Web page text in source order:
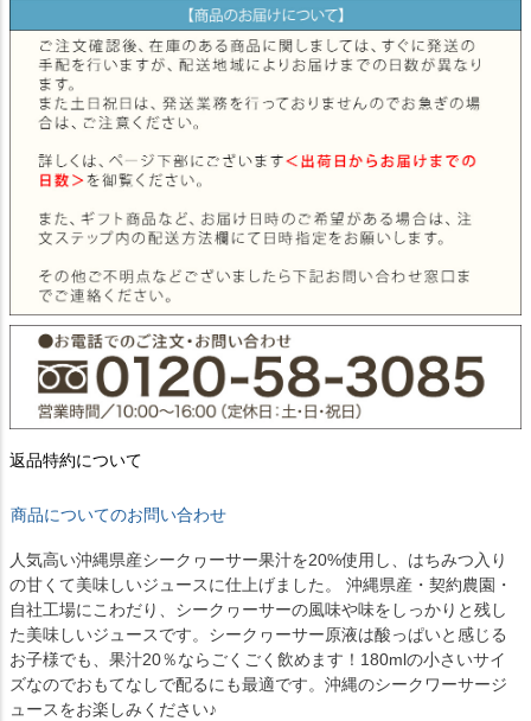
返品特約について
商品についてのお問い合わせ
人気高い沖縄県産シークヮーサー果汁を20%使用し、はちみつ入り
の甘くて美味しいジュースに仕上げました。 沖縄県産・契約農園・
自社工場にこわだり、シークヮーサーの風味や味をしっかりと残し
た美味しいジュースです。シークヮーサー原液は酸っぱいと感じる
お子様でも、果汁20％ならごくごく飲めます！180mlの小さいサイ
ズなのでおもてなしで配るにも最適です。沖縄のシークワーサージ
ュースをお楽しみください♪